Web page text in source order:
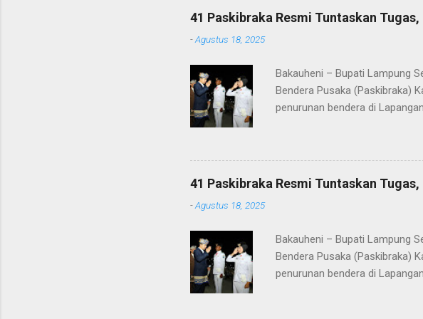
41 Paskibraka Resmi Tuntaskan
-Agustus 18, 2025
Bakauheni – Bupati Lampung
Bendera Pusaka (Paskibraka)
penurunan bendera di
ke-80 Kemerdekaan Republik
tugasnya. Mereka dilepas
ditunjukkan sepanjang
terima kasih kepada seluruh
Gunung Krakatau. Atas n...
41 Paskibraka Resmi Tuntaskan
-Agustus 18, 2025
Bakauheni – Bupati Lampung
Bendera Pusaka (Paskibraka)
penurunan bendera di
ke-80 Kemerdekaan Republik